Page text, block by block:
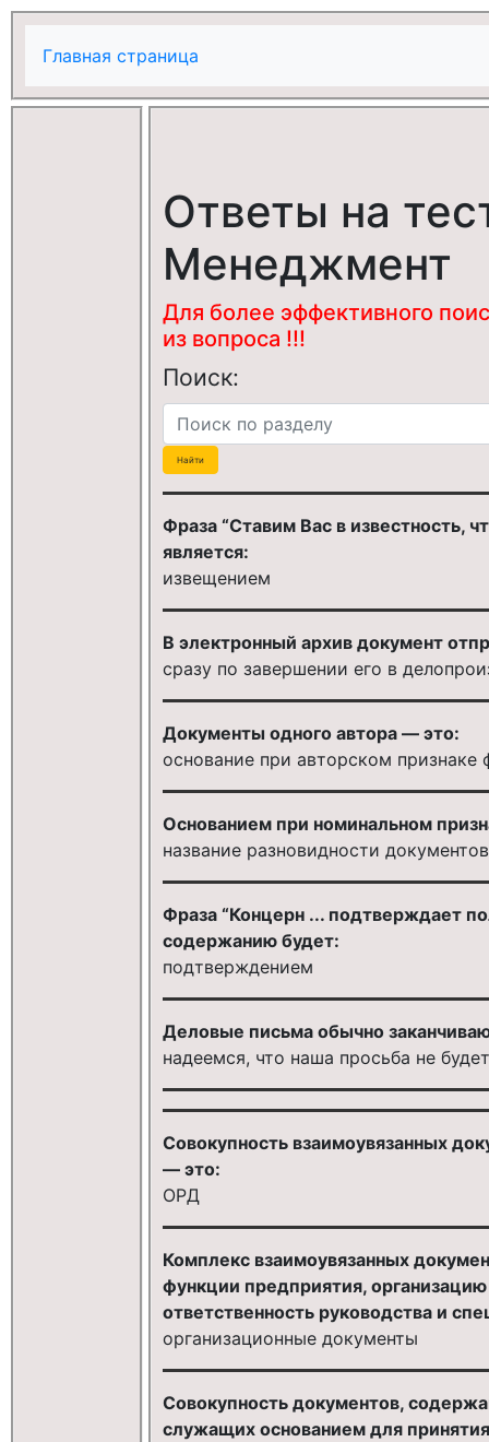
Главная страница
Ответы на
Менеджмент
Для более эффективного
из вопроса !!!
Поиск:
Фраза “Ставим Вас в известность,
является:
извещением
В электронный архив документ
сразу по завершении его в
Документы одного автора — это:
основание при авторском
Основанием при номинальном
название разновидности документов
Фраза “Концерн ... подтверждает
содержанию будет:
подтверждением
Деловые письма обычно
надеемся, что наша просьба не
Совокупность взаимоувязанных
— это:
ОРД
Комплекс взаимоувязанных
функции предприятия,
ответственность руководства и
организационные документы
Совокупность документов,
служащих основанием для